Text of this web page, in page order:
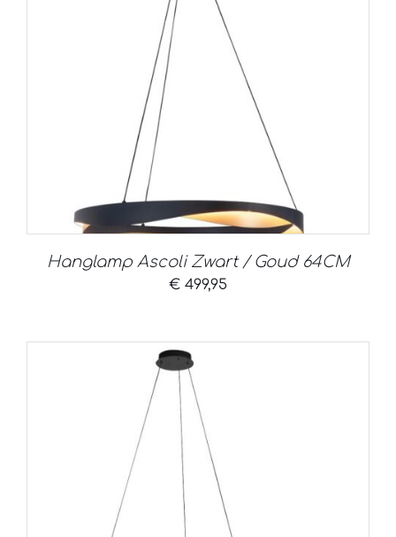
Hanglamp Ascoli Zwart / Goud 64CM
€ 499,95